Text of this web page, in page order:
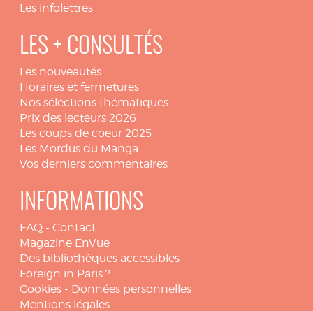
Les infolettres
LES + CONSULTÉS
Les nouveautés
Horaires et fermetures
Nos sélections thématiques
Prix des lecteurs 2026
Les coups de coeur 2025
Les Mordus du Manga
Vos derniers commentaires
INFORMATIONS
FAQ - Contact
Magazine EnVue
Des bibliothèques accessibles
Foreign in Paris ?
Cookies - Données personnelles
Mentions légales